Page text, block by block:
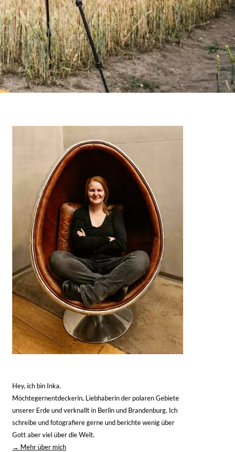
Hey, ich bin Inka.
Möchtegernentdeckerin, Liebhaberin der polaren Gebiete
unserer Erde und verknallt in Berlin und Brandenburg. Ich
schreibe und fotografiere gerne und berichte wenig über
Gott aber viel über die Welt.
→ Mehr über mich